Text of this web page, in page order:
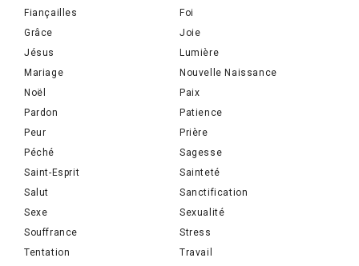
Fiançailles
Foi
Grâce
Joie
Jésus
Lumière
Mariage
Nouvelle Naissance
Noël
Paix
Pardon
Patience
Peur
Prière
Péché
Sagesse
Saint-Esprit
Sainteté
Salut
Sanctification
Sexe
Sexualité
Souffrance
Stress
Tentation
Travail